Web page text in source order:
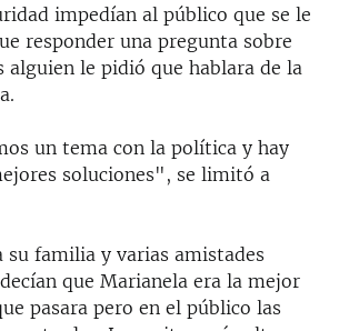
impedían al público que se le
responder una pregunta sobre
alguien le pidió que hablara de la
un tema con la política y hay
soluciones", se limitó a
su familia y varias amistades
que Marianela era la mejor
pasara pero en el público las